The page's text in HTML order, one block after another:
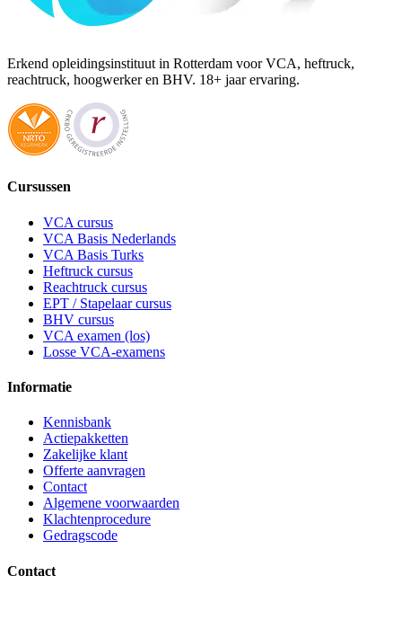
Erkend opleidingsinstituut in Rotterdam voor VCA, heftruck,
reachtruck, hoogwerker en BHV. 18+ jaar ervaring.
Cursussen
VCA cursus
VCA Basis Nederlands
VCA Basis Turks
Heftruck cursus
Reachtruck cursus
EPT / Stapelaar cursus
BHV cursus
VCA examen (los)
Losse VCA-examens
Informatie
Kennisbank
Actiepakketten
Zakelijke klant
Offerte aanvragen
Contact
Algemene voorwaarden
Klachtenprocedure
Gedragscode
Contact